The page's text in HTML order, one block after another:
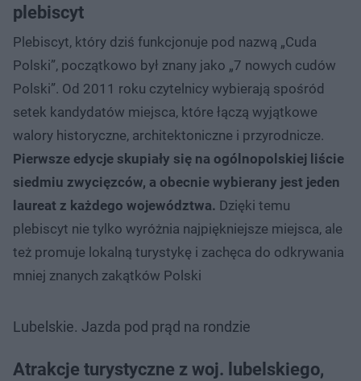
plebiscyt
Plebiscyt, który dziś funkcjonuje pod nazwą „Cuda
Polski”, początkowo był znany jako „7 nowych cudów
Polski”. Od 2011 roku czytelnicy wybierają spośród
setek kandydatów miejsca, które łączą wyjątkowe
walory historyczne, architektoniczne i przyrodnicze.
Pierwsze edycje skupiały się na ogólnopolskiej liście
siedmiu zwycięzców, a obecnie wybierany jest jeden
laureat z każdego województwa. Dzięki temu
plebiscyt nie tylko wyróżnia najpiękniejsze miejsca, ale
też promuje lokalną turystykę i zachęca do odkrywania
mniej znanych zakątków Polski
Lubelskie. Jazda pod prąd na rondzie
Atrakcje turystyczne z woj. lubelskiego,